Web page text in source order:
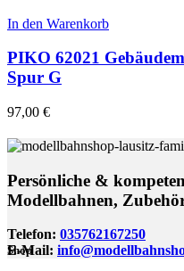
In den Warenkorb
PIKO 62021
Spur G
97,00 €
Persönliche &
Modellbahnen,
Telefon: 035762167250
E-Mail:
Shop